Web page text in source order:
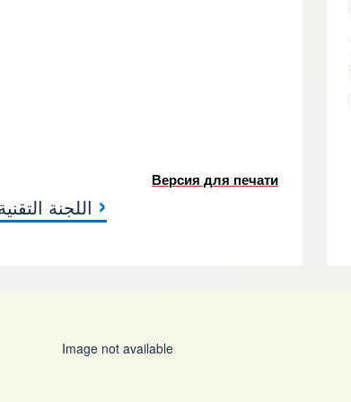
Версия для печати
FINANCIERO
‹ اللجنة
Image not available